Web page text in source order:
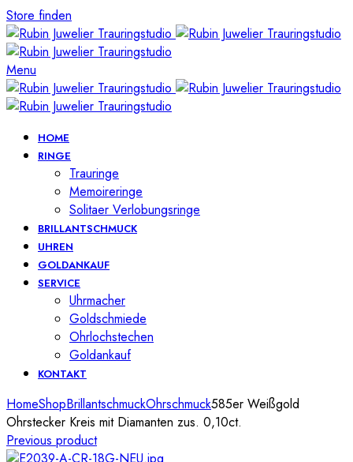
Store finden
Menu
HOME
RINGE
Trauringe
Memoireringe
Solitaer Verlobungsringe
BRILLANTSCHMUCK
UHREN
GOLDANKAUF
SERVICE
Uhrmacher
Goldschmiede
Ohrlochstechen
Goldankauf
KONTAKT
HomeShopBrillantschmuckOhrschmuck585er Weißgold
Ohrstecker Kreis mit Diamanten zus. 0,10ct.
Previous product